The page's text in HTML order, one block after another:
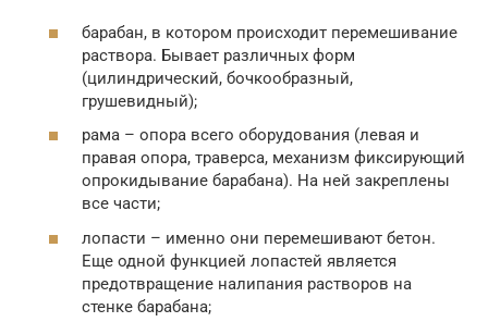
барабан, в котором происходит перемешивание
раствора. Бывает различных форм
(цилиндрический, бочкообразный,
грушевидный);
рама – опора всего оборудования (левая и
правая опора, траверса, механизм фиксирующий
опрокидывание барабана). На ней закреплены
все части;
лопасти – именно они перемешивают бетон.
Еще одной функцией лопастей является
предотвращение налипания растворов на
стенке барабана;